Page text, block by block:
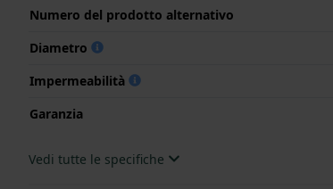
Numero del prodotto alternativo
Diametro
Impermeabilità
Garanzia
Vedi tutte le specifiche